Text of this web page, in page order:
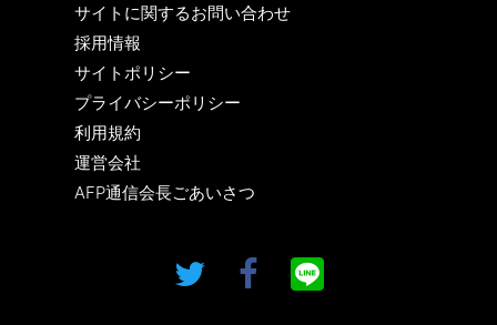
サイトに関するお問い合わせ
採用情報
サイトポリシー
プライバシーポリシー
利用規約
運営会社
AFP通信会長ごあいさつ